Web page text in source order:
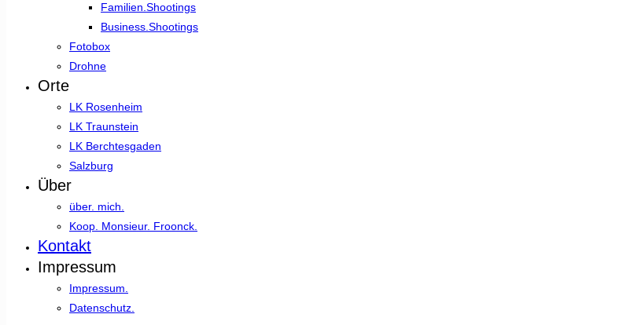
Familien.Shootings
Business.Shootings
Fotobox
Drohne
Orte
LK Rosenheim
LK Traunstein
LK Berchtesgaden
Salzburg
Über
über. mich.
Koop. Monsieur. Froonck.
Kontakt
Impressum
Impressum.
Datenschutz.